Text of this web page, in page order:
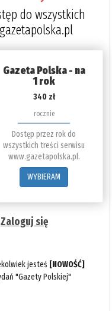
do wszystkich
Gazeta Polska - na
1 rok
340 zł
rocznie
Dostęp przez rok do
wszystkich treści serwisu
www.gazetapolska.pl.
WYBIERAM
Zaloguj się
jesteś [NOWOŚĆ]
"Gazety Polskiej"